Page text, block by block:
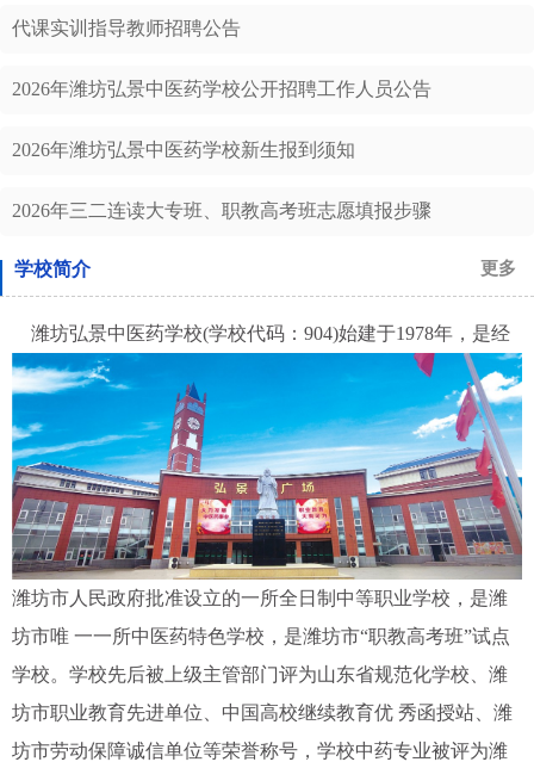
​代课实训指导教师招聘公告
2026年潍坊弘景中医药学校公开招聘工作人员公告
2026年潍坊弘景中医药学校新生报到须知
2026年三二连读大专班、职教高考班志愿填报步骤
学校简介 更多
潍坊弘景中医药学校(学校代码：904)始建于1978年，是经
潍坊市人民政府批准设立的一所全日制中等职业学校，是潍
坊市唯 一一所中医药特色学校，是潍坊市“职教高考班”试点
学校。学校先后被上级主管部门评为山东省规范化学校、潍
坊市职业教育先进单位、中国高校继续教育优 秀函授站、潍
坊市劳动保障诚信单位等荣誉称号，学校中药专业被评为潍